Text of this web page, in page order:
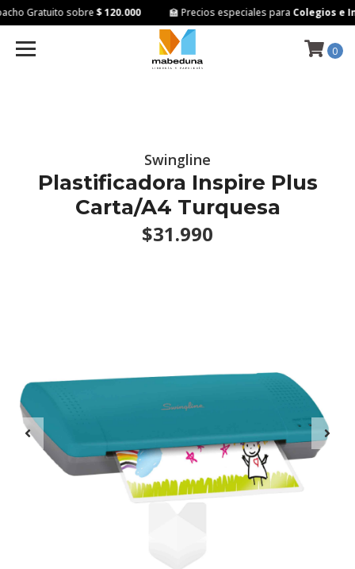
Gratuito sobre$ 120.000 🏫 Precios especiales paraColegios e
0
Swingline
Plastificadora Inspire Plus
Carta/A4 Turquesa
$31.990